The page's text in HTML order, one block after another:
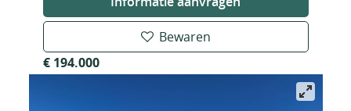
Bewaren
€ 194.000